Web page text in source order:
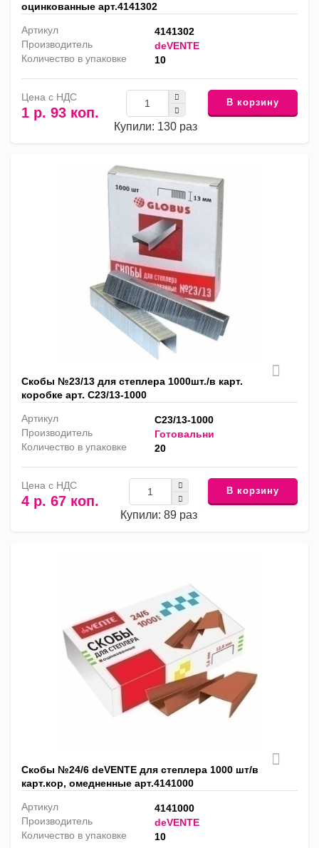
оцинкованные арт.4141302
Артикул
4141302
Производитель
deVENTE
Количество в упаковке
10
Цена с НДС
1 р. 93 коп.
Купили: 130 раз
В корзину
Скобы №23/13 для степлера 1000шт./в карт.
коробке арт. С23/13-1000
Артикул
С23/13-1000
Производитель
Готовальни
Количество в упаковке
20
Цена с НДС
4 р. 67 коп.
Купили: 89 раз
В корзину
Скобы №24/6 deVENTE для степлера 1000 шт/в
карт.кор, омедненные арт.4141000
Артикул
4141000
Производитель
deVENTE
Количество в упаковке
10